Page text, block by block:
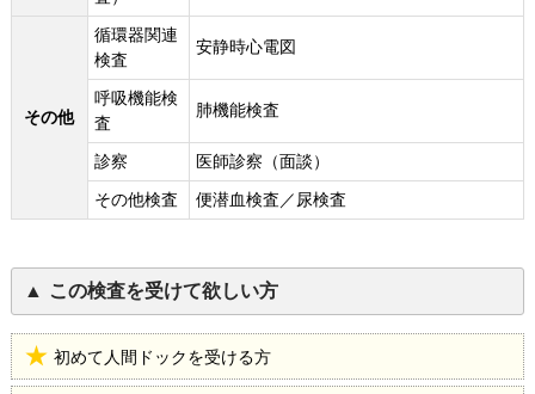
その他
循環器関連
検査
安静時心電図
呼吸機能検
査
肺機能検査
診察
医師診察（面談）
その他検査
便潜血検査／尿検査
この検査を受けて欲しい方
初めて人間ドックを受ける方